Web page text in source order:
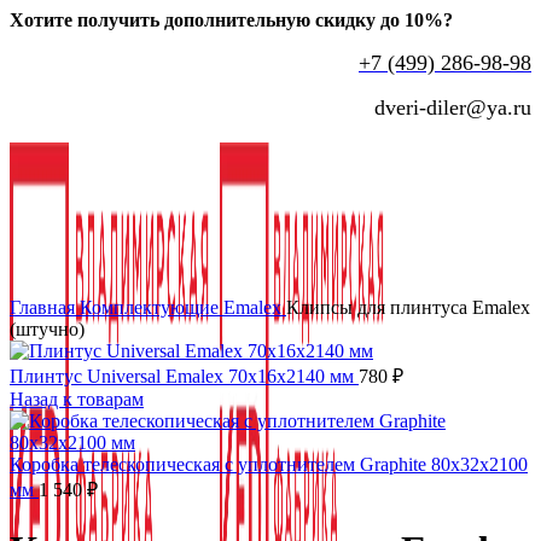
Хотите получить дополнительную скидку до 10%?
+7 (499) 286-98-98
dveri-diler@ya.ru
Нажмите, чтобы увеличить
ГлавнаяКомплектующие EmalexКлипсы для плинтуса Emalex
(штучно)
Плинтус Universal Emalex 70x16x2140 мм 780 ₽
Назад к товарам
Коробка телескопическая с уплотнителем Graphite 80x32x2100
мм1 540₽